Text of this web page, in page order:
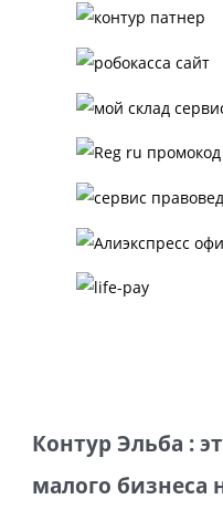
Контур Эльба :
малого бизнеса